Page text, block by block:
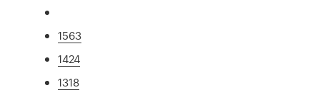
1563
1424
1318